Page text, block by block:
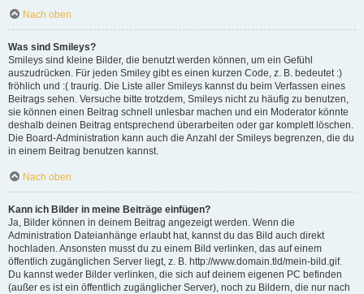
Nach oben
Was sind Smileys?
Smileys sind kleine Bilder, die benutzt werden können, um ein Gefühl
auszudrücken. Für jeden Smiley gibt es einen kurzen Code, z. B. bedeutet :)
fröhlich und :( traurig. Die Liste aller Smileys kannst du beim Verfassen eines
Beitrags sehen. Versuche bitte trotzdem, Smileys nicht zu häufig zu benutzen,
sie können einen Beitrag schnell unlesbar machen und ein Moderator könnte
deshalb deinen Beitrag entsprechend überarbeiten oder gar komplett löschen.
Die Board-Administration kann auch die Anzahl der Smileys begrenzen, die du
in einem Beitrag benutzen kannst.
Nach oben
Kann ich Bilder in meine Beiträge einfügen?
Ja, Bilder können in deinem Beitrag angezeigt werden. Wenn die
Administration Dateianhänge erlaubt hat, kannst du das Bild auch direkt
hochladen. Ansonsten musst du zu einem Bild verlinken, das auf einem
öffentlich zugänglichen Server liegt, z. B. http://www.domain.tld/mein-bild.gif.
Du kannst weder Bilder verlinken, die sich auf deinem eigenen PC befinden
(außer es ist ein öffentlich zugänglicher Server), noch zu Bildern, die nur nach